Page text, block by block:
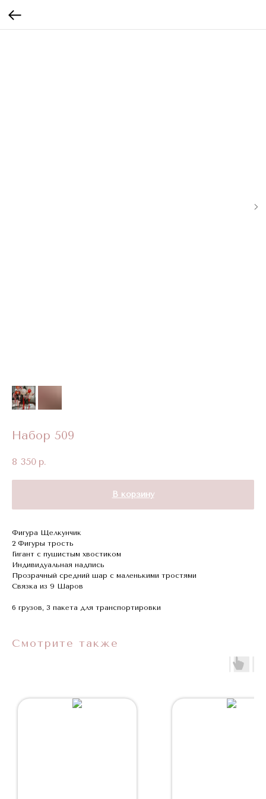
Набор 509
8 350 р.
В корзину
Фигура Щелкунчик
2 Фигуры трость
Гигант с пушистым хвостиком
Индивидуальная надпись
Прозрачный средний шар с маленькими тростями
Связка из 9 Шаров
6 грузов, 3 пакета для транспортировки
Смотрите также